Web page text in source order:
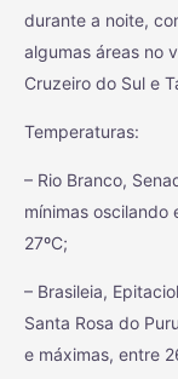
durante a noite,
algumas áreas no
Cruzeiro do Sul e
Temperaturas:
– Rio Branco,
mínimas oscilando
27ºC;
– Brasileia,
Santa Rosa do
e máximas, entre